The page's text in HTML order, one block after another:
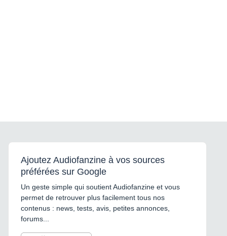
Ajoutez Audiofanzine à vos sources
préférées sur Google
Un geste simple qui soutient Audiofanzine et vous
permet de retrouver plus facilement tous nos
contenus : news, tests, avis, petites annonces,
forums...